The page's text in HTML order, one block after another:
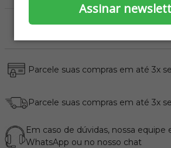
Assinar
Parcele suas compras em até 3x
Parcele suas compras em até 3x
Em caso de dúvidas, nossa equipe
WhatsApp ou no nosso chat